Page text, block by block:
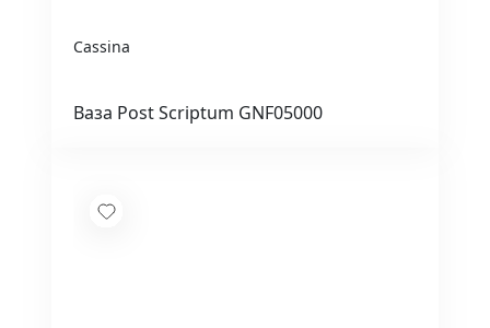
Cassina
Ваза Post Scriptum GNF05000